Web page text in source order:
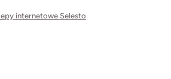
internetowe Selesto